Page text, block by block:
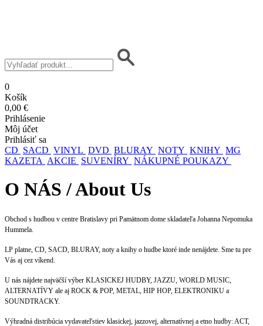
0
Košík
0,00 €
Prihlásenie
Môj účet
Prihlásiť sa
CD SACD VINYL DVD BLURAY NOTY KNIHY MG
KAZETA AKCIE SUVENÍRY NÁKUPNÉ POUKAZY
O NÁS / About Us
Obchod s hudbou v centre Bratislavy pri Pamätnom dome skladateľa Johanna Nepomuka
Hummela.
LP platne, CD, SACD, BLURAY, noty a knihy o hudbe ktoré inde nenájdete. Sme tu pre
Vás aj cez víkend.
U nás nájdete najväčší výber KLASICKEJ HUDBY, JAZZU, WORLD MUSIC,
ALTERNATÍVY ale aj ROCK & POP, METAL, HIP HOP, ELEKTRONIKU a
SOUNDTRACKY.
Výhradná distribúcia vydavateľstiev klasickej, jazzovej, alternatívnej a etno hudby: ACT,